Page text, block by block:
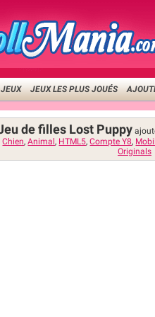
JEUX JEUX LES PLUS JOUÉS
de filles Lost Puppy
Chien,Animal, HTML5,Compte Y8,
Originals